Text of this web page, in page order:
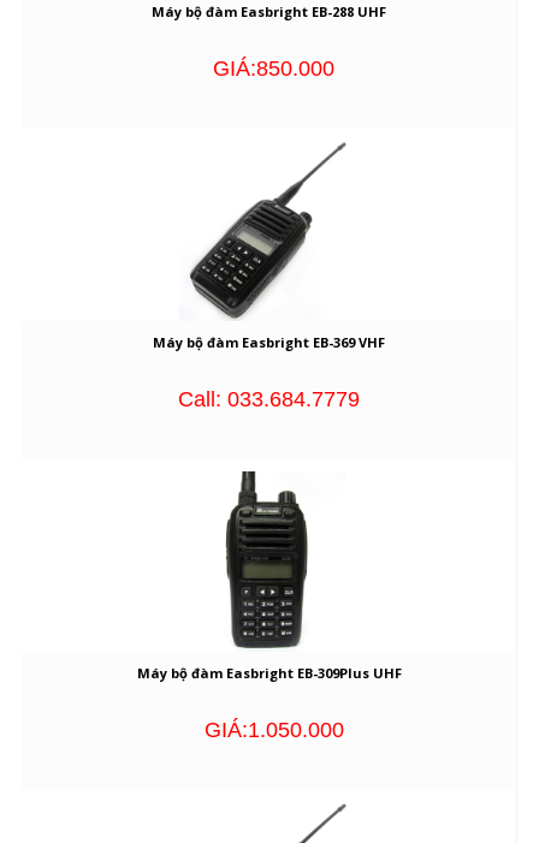
Máy bộ đàm Easbright EB-288 UHF
GIÁ:850.000
Máy bộ đàm Easbright EB-369 VHF
Call: 033.684.7779
Máy bộ đàm Easbright EB-309Plus UHF
GIÁ:1.050.000